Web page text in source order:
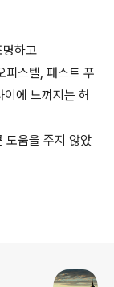
명하고
피스텔, 패스트 푸
에 느껴지는 허
도움을 주지 않았